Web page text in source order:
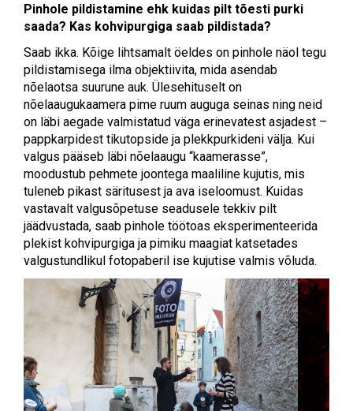
Pinhole pildistamine ehk kuidas pilt tõesti purki
saada? Kas kohvipurgiga saab pildistada?
Saab ikka. Kõige lihtsamalt öeldes on pinhole näol tegu
pildistamisega ilma objektiivita, mida asendab
nõelaotsa suurune auk. Ülesehituselt on
nõelaaugukaamera pime ruum auguga seinas ning neid
on läbi aegade valmistatud väga erinevatest asjadest –
pappkarpidest tikutopside ja plekkpurkideni välja. Kui
valgus pääseb läbi nõelaaugu “kaamerasse”,
moodustub pehmete joontega maaliline kujutis, mis
tuleneb pikast säritusest ja ava iseloomust. Kuidas
vastavalt valgusõpetuse seadusele tekkiv pilt
jäädvustada, saab pinhole töötoas eksperimenteerida
plekist kohvipurgiga ja pimiku maagiat katsetades
valgustundlikul fotopaberil ise kujutise valmis võluda.